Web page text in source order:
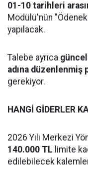
01-10 tarihleri
Modülü'nün
yapılacak.
Talebe ayrıca
adına
gerekiyor.
HANGİ GİDERLER
2026 Yılı Merkezi
140.000 TL limite
edilebilecek